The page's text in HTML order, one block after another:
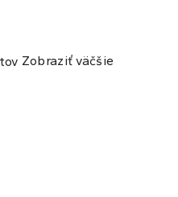
Zobraziť väčšie